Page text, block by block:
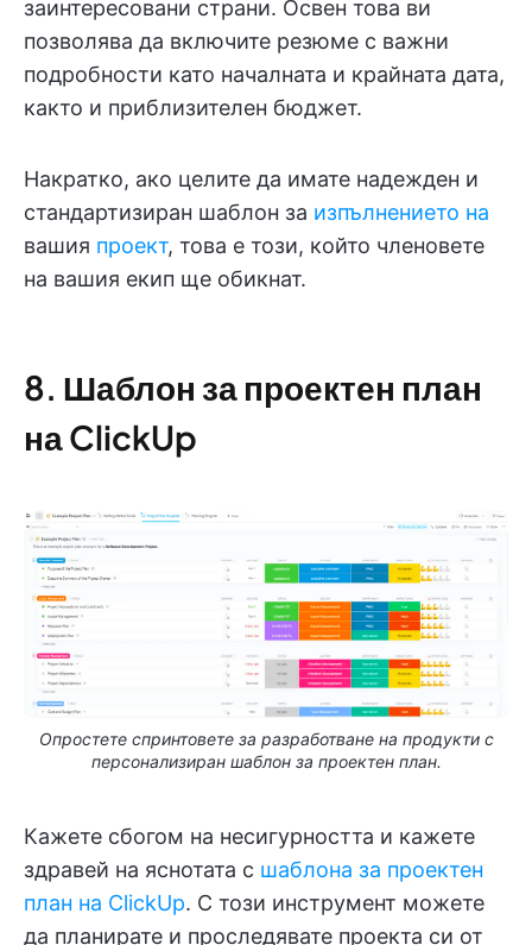
заинтересовани страни. Освен това ви
позволява да включите резюме с важни
подробности като началната и крайната дата,
както и приблизителен бюджет.
Накратко, ако целите да имате надежден и
стандартизиран шаблон за изпълнението на
вашия проект, това е този, който членовете
на вашия екип ще обикнат.
8. Шаблон за проектен план
на ClickUp
Опростете спринтовете за разработване на продукти с
персонализиран шаблон за проектен план.
Кажете сбогом на несигурността и кажете
здравей на яснотата с шаблона за проектен
план на ClickUp. С този инструмент можете
да планирате и проследявате проекта си от